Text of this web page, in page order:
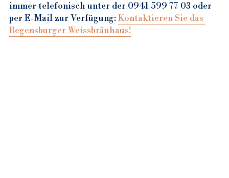
immer telefonisch unter der 0941 599 77 03 oder
per E-Mail zur Verfügung: Kontaktieren Sie das
Regensburger Weissbräuhaus!